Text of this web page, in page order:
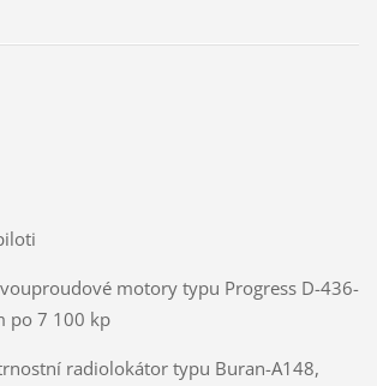
motory typu Progress D-436-
po 7 100 kp
radiolokátor typu Buran-A148,